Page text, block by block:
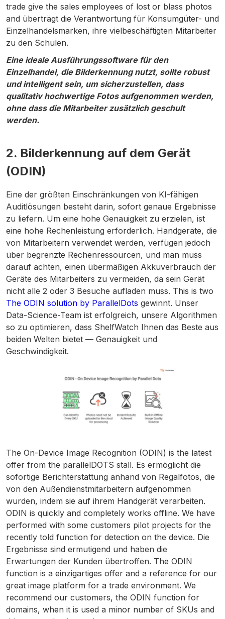
trade give the sales employees of lost or blass photos
and überträgt die Verantwortung für Konsumgüter- und
Einzelhandelsmarken, ihre vielbeschäftigten Mitarbeiter
zu den Schulen.
Eine ideale Ausführungssoftware für den
Einzelhandel, die Bilderkennung nutzt, sollte robust
und intelligent sein, um sicherzustellen, dass
qualitativ hochwertige Fotos aufgenommen werden,
ohne dass die Mitarbeiter zusätzlich geschult
werden.
2. Bilderkennung auf dem Gerät
(ODIN)
Eine der größten Einschränkungen von KI-fähigen
Auditlösungen besteht darin, sofort genaue Ergebnisse
zu liefern. Um eine hohe Genauigkeit zu erzielen, ist
eine hohe Rechenleistung erforderlich. Handgeräte, die
von Mitarbeitern verwendet werden, verfügen jedoch
über begrenzte Rechenressourcen, und man muss
darauf achten, einen übermäßigen Akkuverbrauch der
Geräte des Mitarbeiters zu vermeiden, da sein Gerät
nicht alle 2 oder 3 Besuche aufladen muss. This is two
The ODIN solution by ParallelDots gewinnt. Unser
Data-Science-Team ist erfolgreich, unsere Algorithmen
so zu optimieren, dass ShelfWatch Ihnen das Beste aus
beiden Welten bietet — Genauigkeit und
Geschwindigkeit.
The On-Device Image Recognition (ODIN) is the latest
offer from the parallelDOTS stall. Es ermöglicht die
sofortige Berichterstattung anhand von Regalfotos, die
von den Außendienstmitarbeitern aufgenommen
wurden, indem sie auf ihrem Handgerät verarbeiten.
ODIN is quickly and completely works offline. We have
performed with some customers pilot projects for the
recently told function for detection on the device. Die
Ergebnisse sind ermutigend und haben die
Erwartungen der Kunden übertroffen. The ODIN
function is a einzigartiges offer and a reference for our
great image platform for a trade environment. We
recommend our customers, the ODIN function for
domains, when it is used a minor number of SKUs and